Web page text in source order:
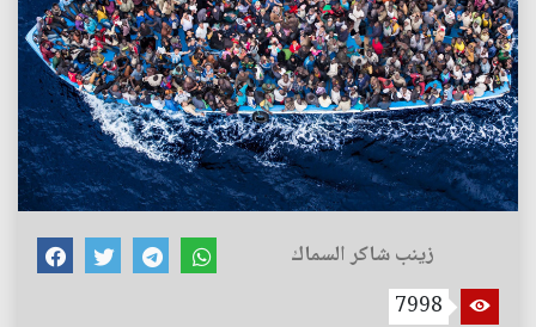
زينب شاكر السماك
7998